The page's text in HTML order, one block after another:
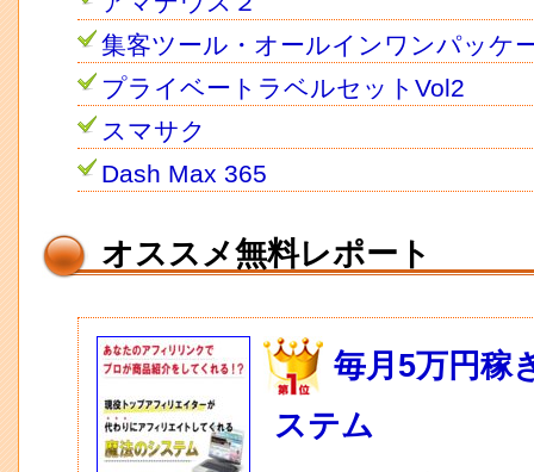
集客ツール・オールインワンパッケ
プライベートラベルセットVol2
スマサク
Dash Max 365
オススメ無料レポート
毎月5万円稼
ステム